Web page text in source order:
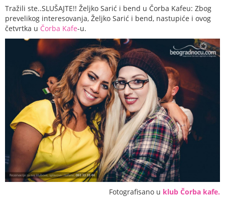
Tražili ste..SLUŠAJTE!! Željko Sarić i bend u Čorba Kafeu: Zbog
prevelikog interesovanja, Željko Sarić i bend, nastupiće i ovog
četvrtka u Čorba Kafe-u.
Fotografisano u klub Čorba kafe.